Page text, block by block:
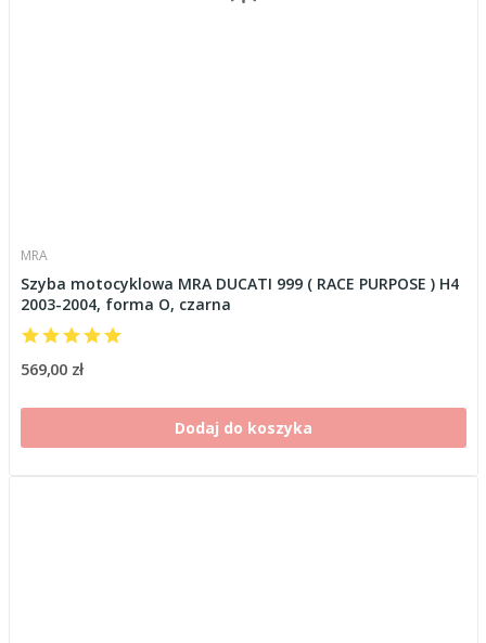
MRA
Szyba motocyklowa MRA DUCATI 999 ( RACE PURPOSE ) H4
2003-2004, forma O, czarna
569,00 zł
Dodaj do koszyka